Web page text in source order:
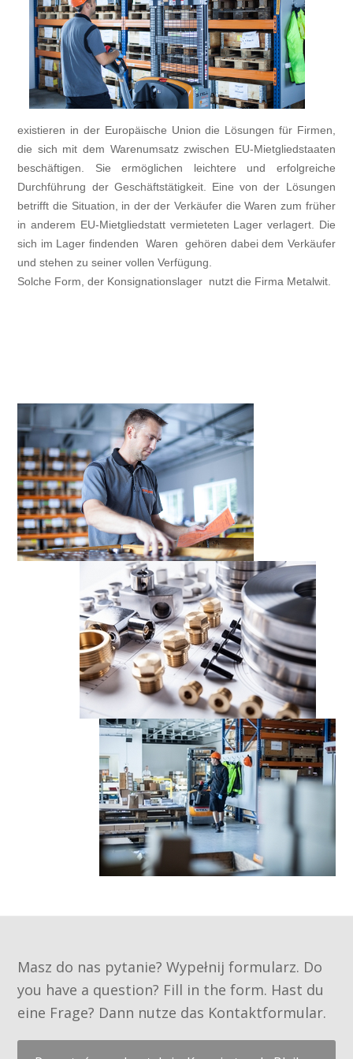
existieren in der Europäische Union die Lösungen für Firmen,
die sich mit dem Warenumsatz zwischen EU-Mietgliedstaaten
beschäftigen. Sie ermöglichen leichtere und erfolgreiche
Durchführung der Geschäftstätigkeit. Eine von der Lösungen
betrifft die Situation, in der der Verkäufer die Waren zum früher
in anderem EU-Mietgliedstatt vermieteten Lager verlagert. Die
sich im Lager findenden Waren gehören dabei dem Verkäufer
und stehen zu seiner vollen Verfügung.
Solche Form, der Konsignationslager nutzt die Firma Metalwit.
Masz do nas pytanie? Wypełnij formularz. Do
you have a question? Fill in the form. Hast du
eine Frage? Dann nutze das Kontaktformular.